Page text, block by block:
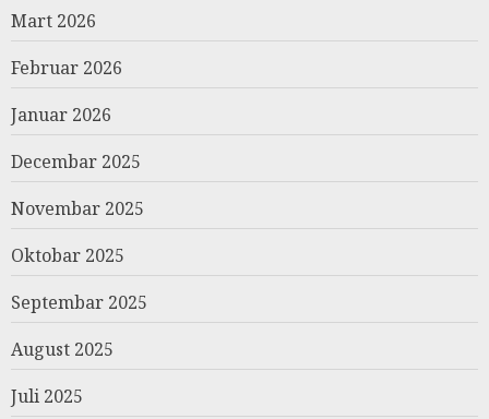
Mart 2026
Februar 2026
Januar 2026
Decembar 2025
Novembar 2025
Oktobar 2025
Septembar 2025
August 2025
Juli 2025